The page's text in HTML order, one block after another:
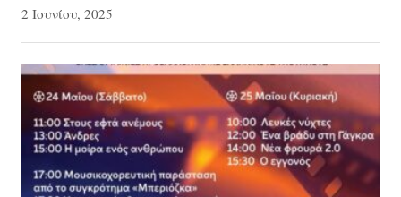
2 Ιουνίου, 2025